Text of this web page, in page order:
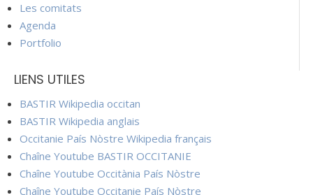
Les comitats
Agenda
Portfolio
LIENS UTILES
BASTIR Wikipedia occitan
BASTIR Wikipedia anglais
Occitanie País Nòstre Wikipedia français
Chaîne Youtube BASTIR OCCITANIE
Chaîne Youtube Occitània País Nòstre
Chaîne Youtube Occitanie País Nòstre